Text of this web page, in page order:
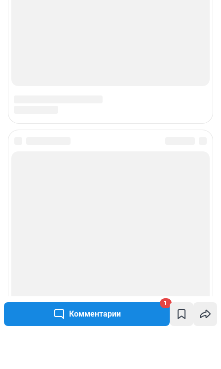
Комментарии
1